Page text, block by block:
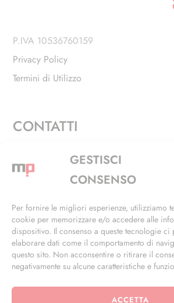
GESTISCI
CONSENSO
Per fornire le migliori esperienze, utilizziamo
cookie per memorizzare e/o accedere alle
dispositivo. Il consenso a queste tecnologie ci
elaborare dati come il comportamento di
questo sito. Non acconsentire o ritirare il
negativamente su alcune caratteristiche e
ACCETTA
P.IVA 10536760159
Privacy Policy
Termini di Utilizzo
CONTATTI
Via Alfieri, 27 - Trezzano Sul
+39 02 4846 3155
info@masterphil.it